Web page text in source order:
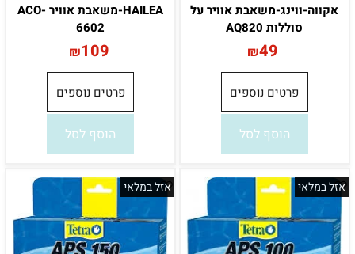
אקווה-ווינג-משאבת אוויר על
סוללות AQ820
₪49
פרטים נוספים
הוסף לסל
HAILEA-משאבת אוויר ACO-
6602
₪109
פרטים נוספים
הוסף לסל
אזל במלאי אזל במלאי